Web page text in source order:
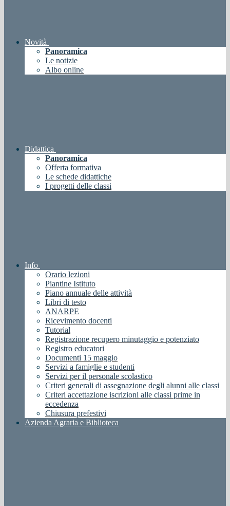
Novità
Panoramica
Le notizie
Albo online
Didattica
Panoramica
Offerta formativa
Le schede didattiche
I progetti delle classi
Info
Orario lezioni
Piantine Istituto
Piano annuale delle attività
Libri di testo
ANARPE
Ricevimento docenti
Tutorial
Registrazione recupero minutaggio e potenziato
Registro educatori
Documenti 15 maggio
Servizi a famiglie e studenti
Servizi per il personale scolastico
Criteri generali di assegnazione degli alunni alle classi
Criteri accettazione iscrizioni alle classi prime in
eccedenza
Chiusura prefestivi
Azienda Agraria e Biblioteca